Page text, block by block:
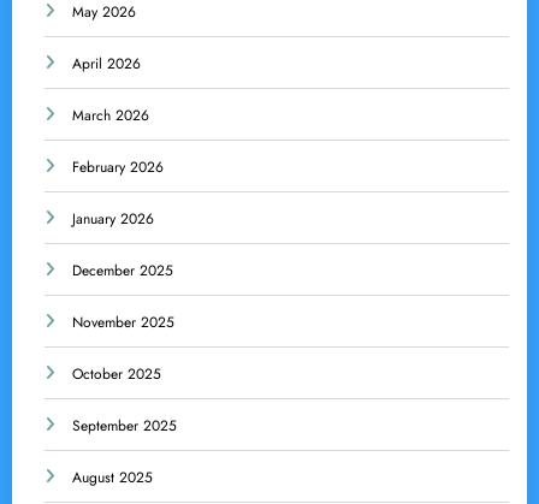
May 2026
April 2026
March 2026
February 2026
January 2026
December 2025
November 2025
October 2025
September 2025
August 2025